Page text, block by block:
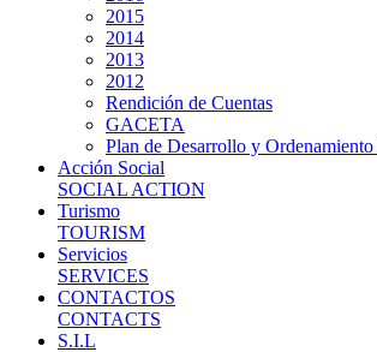
2015
2014
2013
2012
Rendición de Cuentas
GACETA
Plan de Desarrollo y
Acción Social
SOCIAL ACTION
Turismo
TOURISM
Servicios
SERVICES
CONTACTOS
CONTACTS
S.I.L